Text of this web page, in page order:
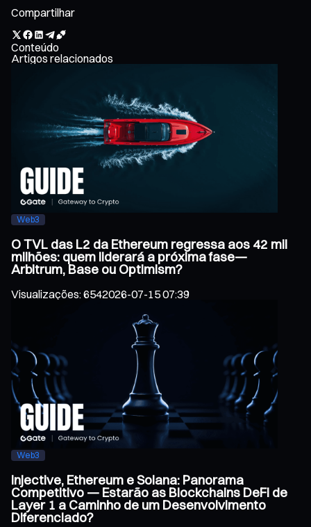
Compartilhar
Conteúdo
Artigos relacionados
Web3
O TVL das L2 da Ethereum regressa aos 42 mil
milhões: quem liderará a próxima fase—
Arbitrum, Base ou Optimism?
Visualizações:6542026-07-15 07:39
Web3
Injective, Ethereum e Solana: Panorama
Competitivo — Estarão as Blockchains DeFi de
Layer 1 a Caminho de um Desenvolvimento
Diferenciado?